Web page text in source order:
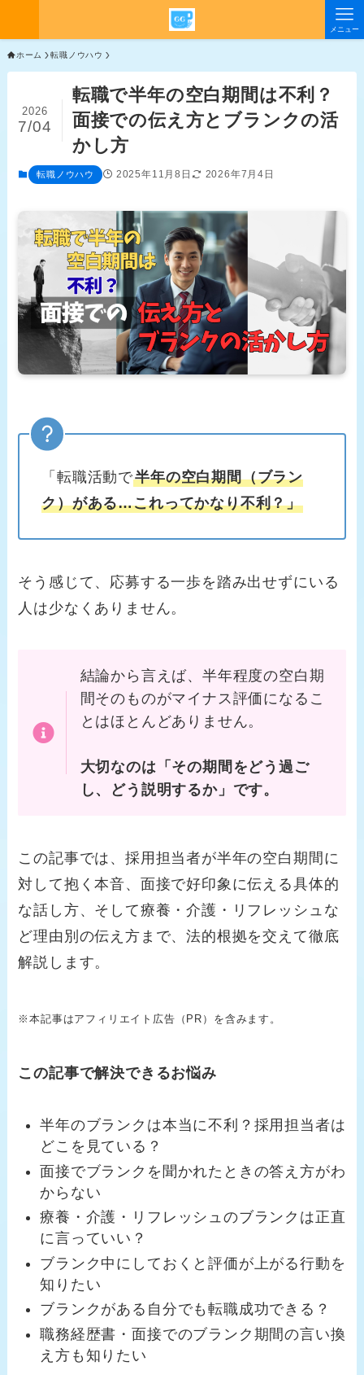
メニュー
ホーム 転職ノウハウ
転職で半年の空白期間は不利？
面接での伝え方とブランクの活
かし方
2026
7/04
転職ノウハウ 2025年11月8日 2026年7月4日
「転職活動で半年の空白期間（ブラン
ク）がある…これってかなり不利？」
そう感じて、応募する一歩を踏み出せずにいる
人は少なくありません。
結論から言えば、半年程度の空白期
間そのものがマイナス評価になるこ
とはほとんどありません。
大切なのは「その期間をどう過ご
し、どう説明するか」です。
この記事では、採用担当者が半年の空白期間に
対して抱く本音、面接で好印象に伝える具体的
な話し方、そして療養・介護・リフレッシュな
ど理由別の伝え方まで、法的根拠を交えて徹底
解説します。
※本記事はアフィリエイト広告（PR）を含みます。
この記事で解決できるお悩み
半年のブランクは本当に不利？採用担当者は
どこを見ている？
面接でブランクを聞かれたときの答え方がわ
からない
療養・介護・リフレッシュのブランクは正直
に言っていい？
ブランク中にしておくと評価が上がる行動を
知りたい
ブランクがある自分でも転職成功できる？
職務経歴書・面接でのブランク期間の言い換
え方も知りたい